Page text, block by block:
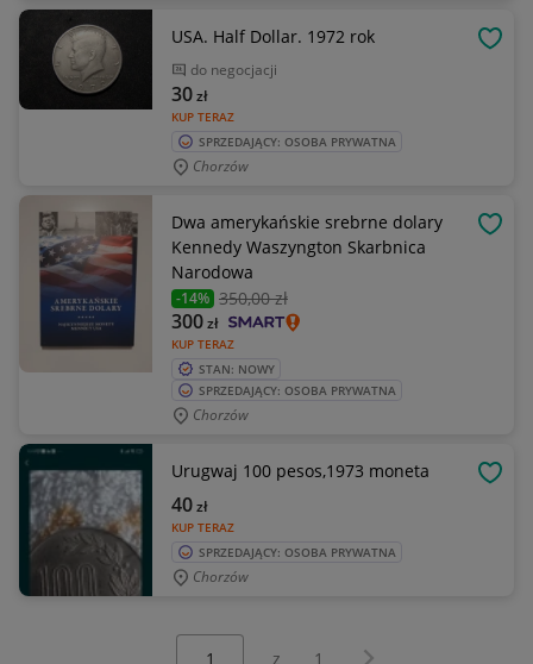
USA. Half Dollar. 1972 rok
do negocjacji
KUP TERAZ
30zł
SPRZEDAJĄCY: OSOBA PRYWATNA
Chorzów
Dwa amerykańskie srebrne dolary
Kennedy Waszyngton Skarbnica
Narodowa
-14% 350,00 zł
KUP TERAZ
300zł
STAN: NOWY
SPRZEDAJĄCY: OSOBA PRYWATNA
Chorzów
Urugwaj 100 pesos,1973 moneta
KUP TERAZ
40zł
SPRZEDAJĄCY: OSOBA PRYWATNA
Chorzów
z 1 Następna strona